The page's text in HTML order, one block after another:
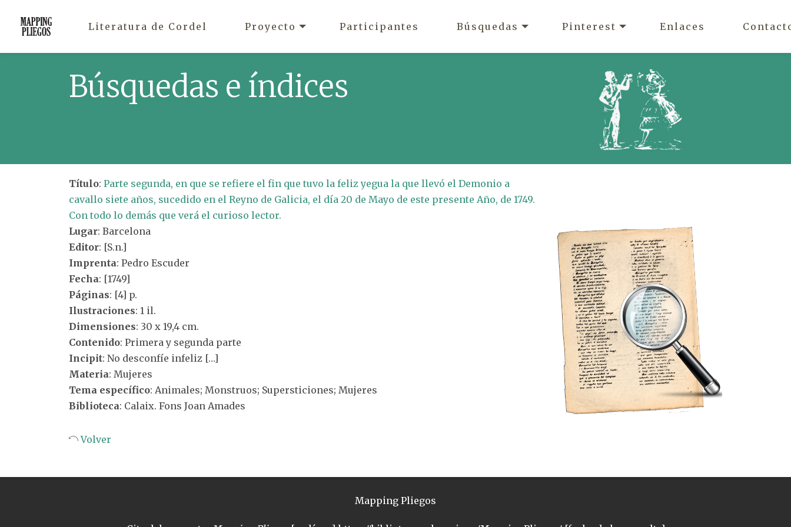
Literatura de Cordel Proyecto Participantes Búsquedas Pinterest Enlaces
Búsquedas e índices
Título: Parte segunda, en que se refiere el fin que tuvo la feliz yegua la que llevó el Demonio a
cavallo siete años, sucedido en el Reyno de Galicia, el día 20 de Mayo de este presente Año, de 1749.
Con todo lo demás que verá el curioso lector.
Lugar: Barcelona
Editor: [S.n.]
Imprenta: Pedro Escuder
Fecha: [1749]
Páginas: [4] p.
Ilustraciones: 1 il.
Dimensiones: 30 x 19,4 cm.
Contenido: Primera y segunda parte
Incipit: No desconfíe infeliz […]
Materia: Mujeres
Tema específico: Animales; Monstruos; Supersticiones; Mujeres
Biblioteca: Calaix. Fons Joan Amades
Volver
Mapping Pliegos